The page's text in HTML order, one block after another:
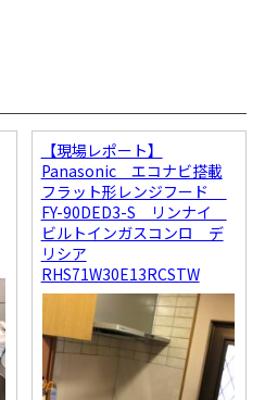
【現場レポート】
Panasonic エコナビ搭載
フラット形レンジフード
FY-90DED3-S リンナイ
ビルトインガスコンロ デ
リシア
RHS71W30E13RCSTW